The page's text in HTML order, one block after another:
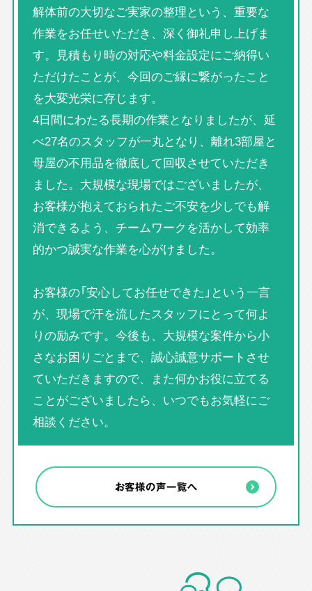
解体前の大切なご実家の整理という、重要な
作業をお任せいただき、深く御礼申し上げま
す。見積もり時の対応や料金設定にご納得い
ただけたことが、今回のご縁に繋がったこと
を大変光栄に存じます。
4日間にわたる長期の作業となりましたが、延
べ27名のスタッフが一丸となり、離れ3部屋と
母屋の不用品を徹底して回収させていただき
ました。大規模な現場ではございましたが、
お客様が抱えておられたご不安を少しでも解
消できるよう、チームワークを活かして効率
的かつ誠実な作業を心がけました。
お客様の「安心してお任せできた」という一言
が、現場で汗を流したスタッフにとって何よ
りの励みです。今後も、大規模な案件から小
さなお困りごとまで、誠心誠意サポートさせ
ていただきますので、また何かお役に立てる
ことがございましたら、いつでもお気軽にご
相談ください。
お客様の声一覧へ